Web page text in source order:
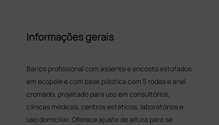
Informações gerais
Banco profissional com assento e encosto estofados
em ecopele e com base plástica com 5 rodas e anel
cromado, projetado para uso em consultórios,
clínicas médicas, centros estéticos, laboratórios e
uso domiciliar. Oferece ajuste de altura para se